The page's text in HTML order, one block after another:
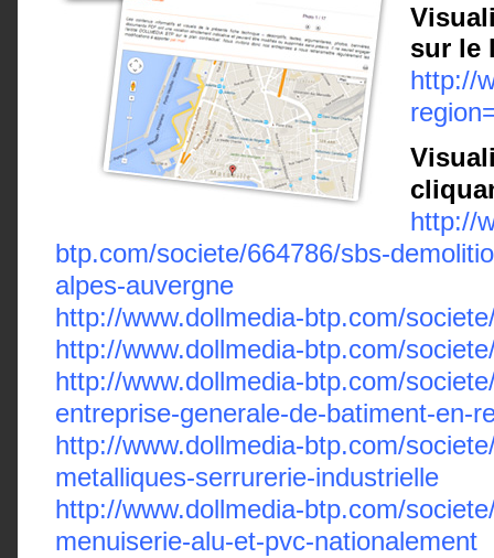
sur le
http://
http://
btp.com/societe/664786/sbs-
alpes-auvergne
http://www.dollmedia-btp.com/
http://www.dollmedia-btp.com/
http://www.dollmedia-btp.com/
entreprise-generale-de-batiment-en-
http://www.dollmedia-btp.com/
metalliques-serrurerie-industrielle
http://www.dollmedia-btp.com/
menuiserie-alu-et-pvc-nationalement